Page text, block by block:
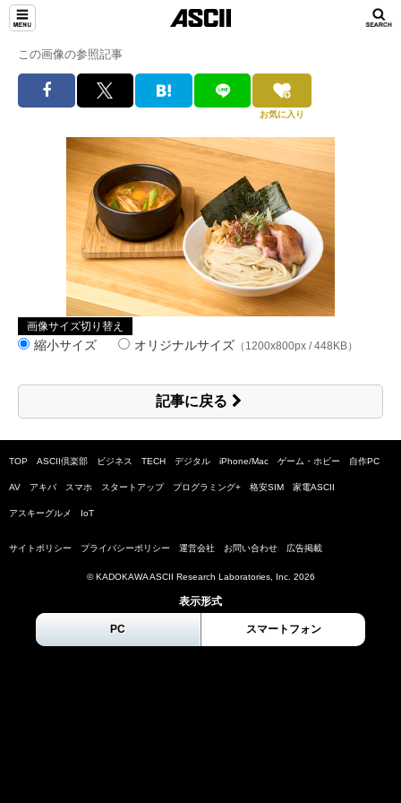
この画像の参照記事
お気に入り
画像サイズ切り替え
縮小サイズ オリジナルサイズ （1200x800px / 448KB）
記事に戻る
TOP ASCII倶楽部 ビジネス TECH デジタル iPhone/Mac ゲーム・ホビー 自作PC
AV アキバ スマホ スタートアップ プログラミング+ 格安SIM 家電ASCII
アスキーグルメ IoT
サイトポリシー プライバシーポリシー 運営会社 お問い合わせ 広告掲載
© KADOKAWA ASCII Research Laboratories, Inc. 2026
表示形式
PC スマートフォン